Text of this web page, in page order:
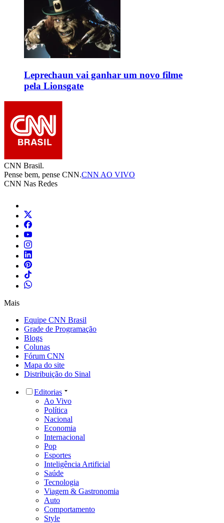
Leprechaun vai ganhar um novo filme
pela Lionsgate
CNN Brasil.
Pense bem, pense CNN.CNN AO VIVO
CNN Nas Redes
Mais
Equipe CNN Brasil
Grade de Programação
Blogs
Colunas
Fórum CNN
Mapa do site
Distribuição do Sinal
Editorias
Ao Vivo
Política
Nacional
Economia
Internacional
Pop
Esportes
Inteligência Artificial
Saúde
Tecnologia
Viagem & Gastronomia
Auto
Comportamento
Style